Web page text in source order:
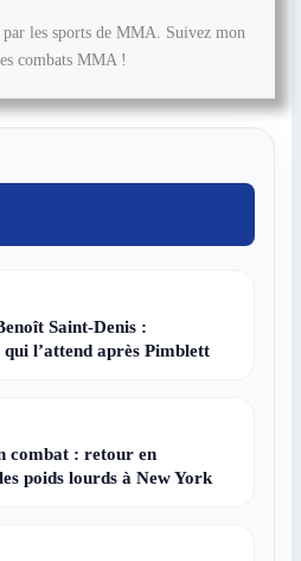
par les sports de MMA. Suivez mon
combats MMA !
Saint-Denis :
l’attend après Pimblett
combat : retour en
poids lourds à New York